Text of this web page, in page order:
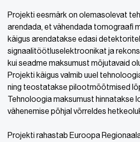
Projekti eesmärk on olemasolevat
arendada, et vähendada tomograafi
käigus arendatakse edasi
signaalitöötluselektroonikat ja
kui seadme maksumust mõjutavaid
Projekti käigus valmib uuel
ning teostatakse pilootmõõtmised
Tehnoloogia maksumust hinnatakse
vähenemise põhjal võrreldes
Projekti rahastab Euroopa